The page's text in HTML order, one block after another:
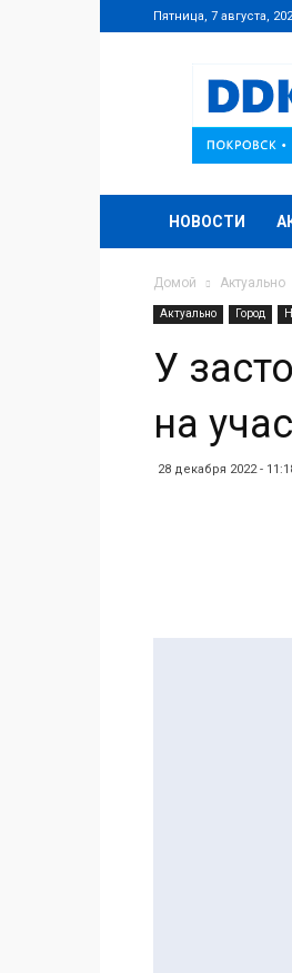
Пятница, 7 августа,
НОВОСТИ
Домой Актуально
Актуально Город
У
на
28 декабря 2022 -